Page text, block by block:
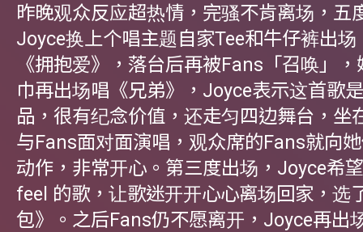
昨晚观众反应超热情，完骚不肯离场，五
Joyce换上个唱主题自家Tee和牛仔裤出
《拥抱爱》，落台后再被Fans「召唤」
巾再出场唱《兄弟》，Joyce表示这首歌
品，很有纪念价值，还走匀四边舞台，坐
与Fans面对面演唱，观众席的Fans就向
动作，非常开心。第三度出场，Joyce希
feel 的歌，让歌迷开开心心离场回家，选
包》。之后Fans仍不愿离开，Joyce再出